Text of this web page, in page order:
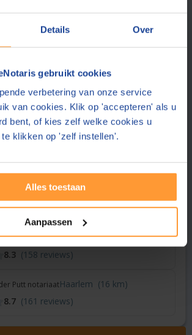
Details Over
gebruikt cookies
verbetering van onze service
van cookies. Klik op 'accepteren' als u
bent, of kies zelf welke cookies u
klikken op 'zelf instellen'.
Alles toestaan
Aanpassen
bespaar
aan bij een andere notaris in de buurt
NotariaatAmsterdam (3 km)
8.9
(28 reviews)
Van Ligten Amsterdam
8.0 (401 reviews)
& NotariaatHoofddorp
8.5 (159 reviews)
Os NotarissenHoofddorp (15 km)
8.3 (158 reviews)
Putt notariaatHaarlem (16 km)
8.7 (161 reviews)